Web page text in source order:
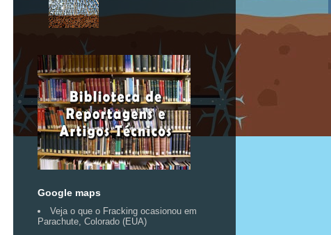
Google maps
Veja o que o Fracking ocasionou em
Parachute, Colorado (EUA)